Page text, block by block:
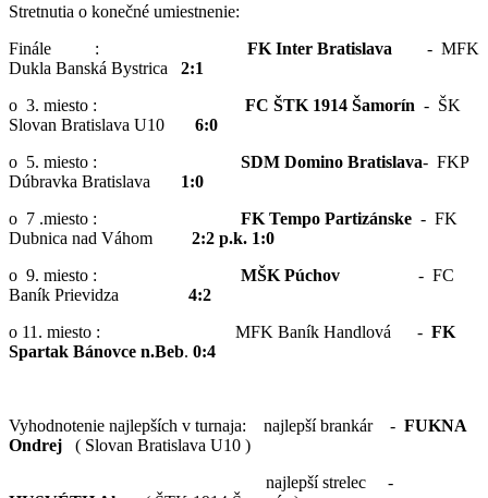
Stretnutia o konečné umiestnenie:
Finále :
FK Inter Bratislava - MFK
Dukla Banská Bystrica
2:1
o 3. miesto :
FC ŠTK 1914 Šamorín - ŠK
Slovan Bratislava U10 6:0
o 5. miesto : SDM Domino Bratislava- FKP
Dúbravka Bratislava 1:0
o 7 .miesto :
FK Tempo Partizánske - FK
Dubnica nad Váhom
2:2 p.k. 1:0
o 9. miesto : MŠK Púchov - FC
Baník Prievidza 4:2
o 11. miesto : MFK Baník Handlová - FK
Spartak Bánovce n.Beb. 0:4
Vyhodnotenie najlepších v turnaja: najlepší brankár - FUKNA
Ondrej
( Slovan Bratislava U10 )
najlepší strelec -